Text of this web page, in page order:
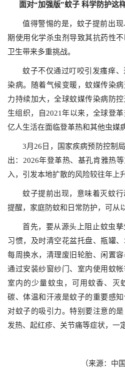
面对“加强版”蚊子 科学防护这
值得警惕的是，蚊子提前出
期使用化学杀虫剂导致其抗药性
卫生带来多重挑战。
蚊子不仅通过叮咬引发瘙痒
染病。随着气候变暖，蚊媒传染
力持续加大，全球蚊媒传染病防
生组织，自2021年以来，全球登
亿人生活在面临登革热和其他虫媒
3月26日，国家疾病预防控制
出：2026年登革热、基孔肯雅热
入，引发本地扩散的风险较往年上
蚊子提前出现，意味着灭蚊
提醒，家庭防蚊和日常防护，可从
首先，要从源头上阻止蚊虫
习惯，及时清空花盆托盘、瓶罐
每周换水，清理废旧轮胎、闲置
通过安装纱窗纱门、室内使用蚊
室内的少量蚊虫，可用蚊香、灭
碳、体温和汗液是蚊子的重要感
对蚊子的吸引力。特别要注意的
发热、起红疹、关节痛等症状，一
（来源：中